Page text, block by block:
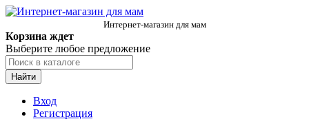
Интернет-магазин для мам
Корзина ждет
Выберите любое предложение
Найти
Вход
Регистрация